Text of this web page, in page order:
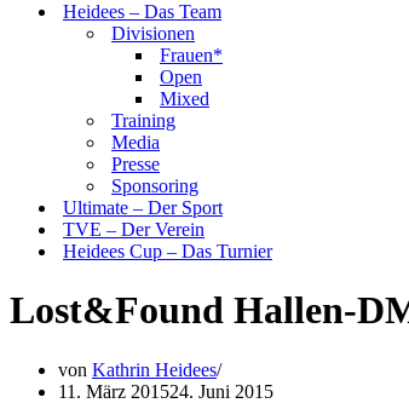
Heidees – Das Team
Divisionen
Frauen*
Open
Mixed
Training
Media
Presse
Sponsoring
Ultimate – Der Sport
TVE – Der Verein
Heidees Cup – Das Turnier
Lost&Found Hallen-
von Kathrin Heidees
11. März 201524. Juni 2015